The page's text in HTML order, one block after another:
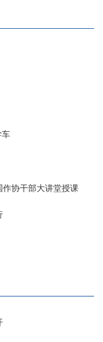
车
协干部大讲堂授课